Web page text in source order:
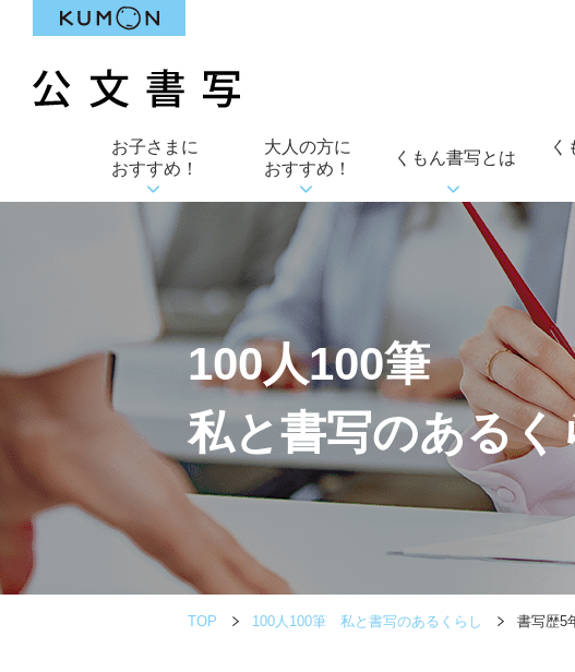
お子さまに
おすすめ！
大人の方に
おすすめ！
くもん書写とは
く
100人100筆
私と書写のあるく
TOP 100人100筆 私と書写のあるくらし 書写歴5